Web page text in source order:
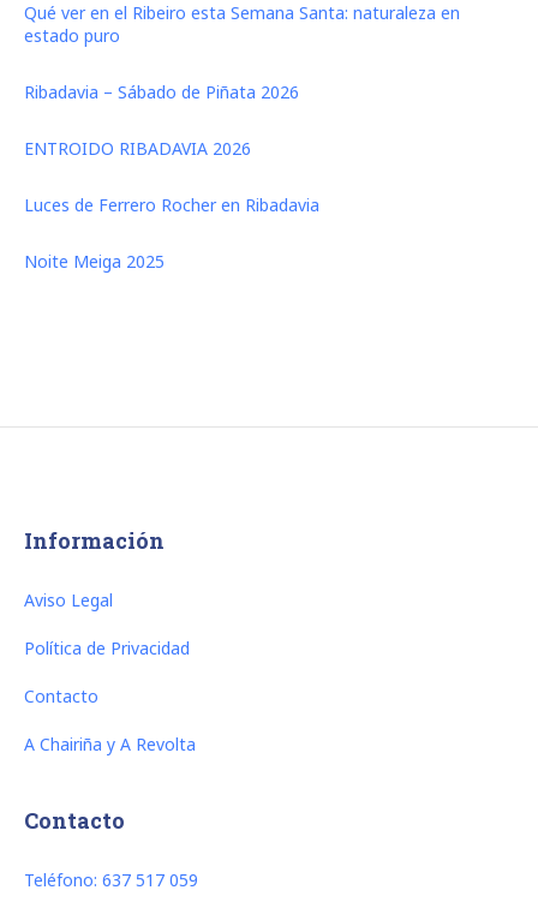
Qué ver en el Ribeiro esta Semana Santa: naturaleza en
estado puro
Ribadavia – Sábado de Piñata 2026
ENTROIDO RIBADAVIA 2026
Luces de Ferrero Rocher en Ribadavia
Noite Meiga 2025
Información
Aviso Legal
Política de Privacidad
Contacto
A Chairiña y A Revolta
Contacto
Teléfono: 637 517 059